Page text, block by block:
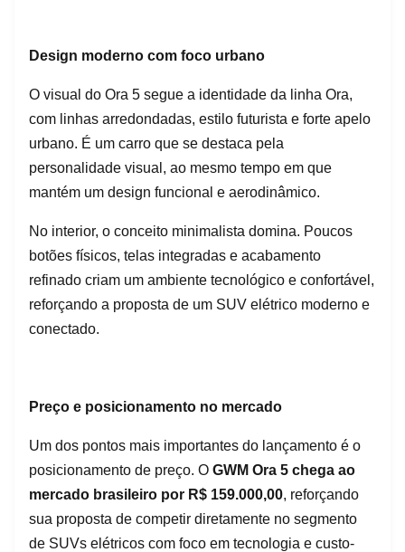
Design moderno com foco urbano
O visual do Ora 5 segue a identidade da linha Ora,
com linhas arredondadas, estilo futurista e forte apelo
urbano. É um carro que se destaca pela
personalidade visual, ao mesmo tempo em que
mantém um design funcional e aerodinâmico.
No interior, o conceito minimalista domina. Poucos
botões físicos, telas integradas e acabamento
refinado criam um ambiente tecnológico e confortável,
reforçando a proposta de um SUV elétrico moderno e
conectado.
Preço e posicionamento no mercado
Um dos pontos mais importantes do lançamento é o
posicionamento de preço. O GWM Ora 5 chega ao
mercado brasileiro por R$ 159.000,00, reforçando
sua proposta de competir diretamente no segmento
de SUVs elétricos com foco em tecnologia e custo-